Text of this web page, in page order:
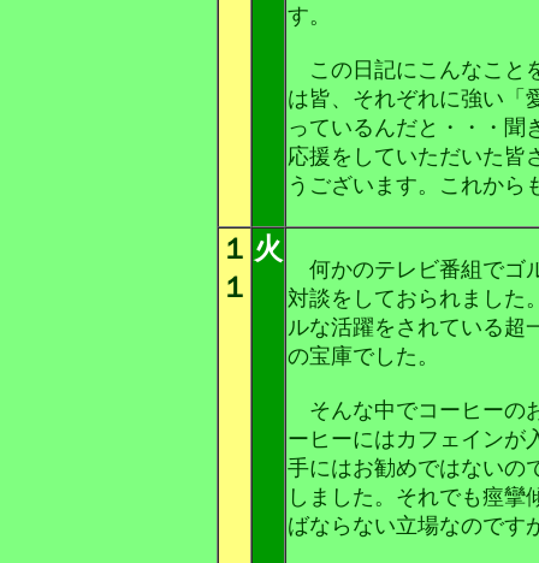
す。
この日記にこんなこと
は皆、それぞれに強い「
っているんだと・・・聞
応援をしていただいた皆
うございます。これから
１
１
火
何かのテレビ番組でゴ
対談をしておられました
ルな活躍をされている超
の宝庫でした。
そんな中でコーヒーの
ーヒーにはカフェインが
手にはお勧めではないの
しました。それでも痙攣
ばならない立場なのです